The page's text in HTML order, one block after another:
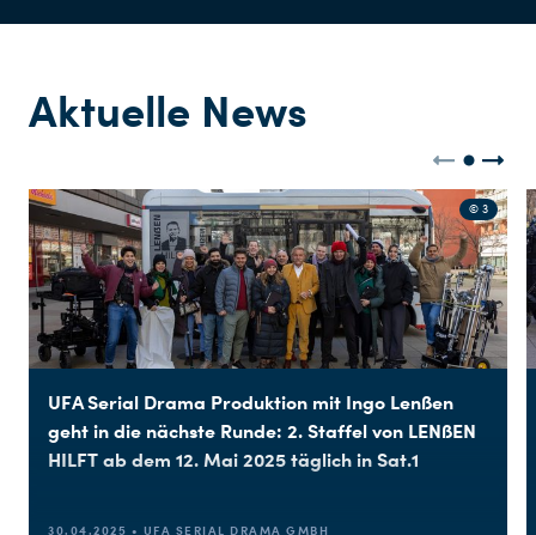
Aktuelle News
© 3
UFA Serial Drama Produktion mit Ingo Lenßen
geht in die nächste Runde: 2. Staffel von LENßEN
HILFT ab dem 12. Mai 2025 täglich in Sat.1
30.04.2025 • UFA SERIAL DRAMA GMBH